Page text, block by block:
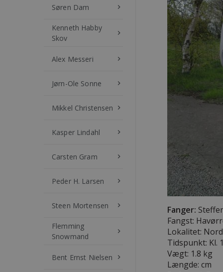
Søren Dam keyboard_arrow_right
Kenneth Habby
Skov
keyboard_arrow_right
Alex Messeri keyboard_arrow_right
Jørn-Ole Sonne keyboard_arrow_right
Mikkel Christensen keyboard_arrow_right
Kasper Lindahl keyboard_arrow_right
Carsten Gram keyboard_arrow_right
Peder H. Larsen keyboard_arrow_right
Steen Mortensen keyboard_arrow_right
Flemming
Snowmand
keyboard_arrow_right
Bent Ernst Nielsen keyboard_arrow_right
Fanger:
Fangst:
Lokalitet:
Tidspunkt: Kl.
Vægt: 1.8 kg
Længde: cm